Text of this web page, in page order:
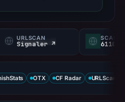
URLSCAN
Signaler ↗ 61100/
OTX CF Radar URLScan